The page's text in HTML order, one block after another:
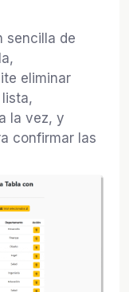
sencilla de
eliminar
la vez, y
confirmar las